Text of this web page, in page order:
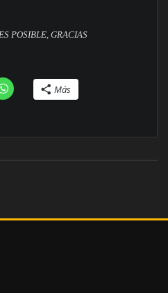
POSIBLE, GRACIAS
Más